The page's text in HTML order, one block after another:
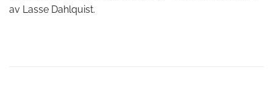
av Lasse Dahlquist.